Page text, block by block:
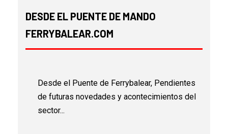
DESDE EL PUENTE DE MANDO
FERRYBALEAR.COM
Desde el Puente de Ferrybalear, Pendientes
de futuras novedades y acontecimientos del
sector...